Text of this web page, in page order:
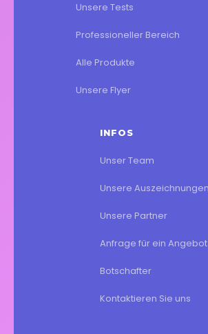
Unsere Tests
Professioneller Bereich
Alle Produkte
Unsere Flyer
INFOS
Unser Team
Unsere Auszeichnungen
Unsere Partner
Anfrage für ein Angebot
Botschafter
Kontaktieren Sie uns